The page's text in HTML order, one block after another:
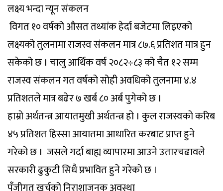
लक्ष्य भन्दा न्यून संकलन
विगत १० वर्षको औसत तथ्यांक हेर्दा बजेटमा लिइएको
लक्ष्यको तुलनामा राजस्व संकलन मात्र ८७.६ प्रतिशत मात्र हुन
सकेको छ । चालु आर्थिक वर्ष २०८२÷८३ को चैत १२ सम्म
राजस्व संकलन गत वर्षको सोही अवधिको तुलनामा ४.४
प्रतिशतले मात्र बढेर ७ खर्ब ८० अर्ब पुगेको छ ।
हाम्रो अर्थतन्त्र आयातमुखी अर्थतन्त्र हो । कुल राजस्वको करिब
४५ प्रतिशत हिस्सा आयातमा आधारित करबाट प्राप्त हुने
गरेको छ । जसले गर्दा बाह्य व्यापारमा आउने उतारचढावले
सरकारी ढुकुटी सिधै प्रभावित हुने गरेको छ ।